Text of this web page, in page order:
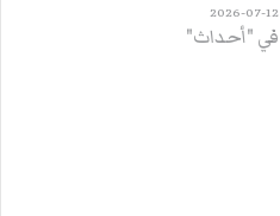
2026-07-12
في "أحداث"